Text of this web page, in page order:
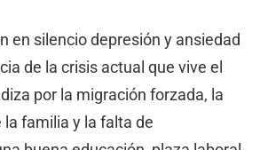
en silencio depresión y ansiedad
de la crisis actual que vive el
por la migración forzada, la
familia y la falta de